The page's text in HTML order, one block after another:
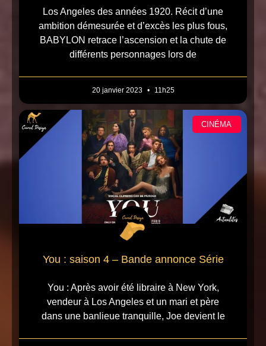
Los Angeles des années 1920. Récit d’une
ambition démesurée et d’excès les plus fous,
BABYLON retrace l’ascension et la chute de
différents personnages lors de
20 janvier 2023 11h25
CINÉMA
You : saison 4 – Bande annonce Série
You : Après avoir été libraire à New York,
vendeur à Los Angeles et un mari et père
dans une banlieue tranquille, Joe devient le